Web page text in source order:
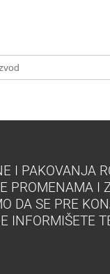
I PAKOVANJA
PROMENAMA I
DA SE PRE
INFORMIŠETE